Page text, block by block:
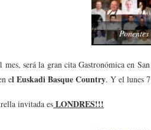
mes, será la gran cita Gastronómica en
el Euskadi Basque Country. Y el lunes
invitada es LONDRES!!!